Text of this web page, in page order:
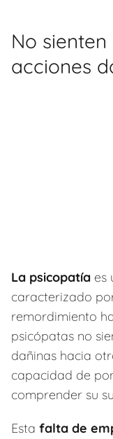
No
acciones
La psicopatía es
caracterizado
remordimiento
psicópatas no
dañinas hacia
capacidad de
comprender su
Esta falta de